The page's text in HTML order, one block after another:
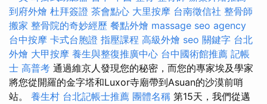
到府外燴 杜拜簽證 茶會點心 大里按摩 台南徵信社 整骨師
搬家 整骨院的奇妙經歷 餐點外燴 massage seo agency
台中按摩 卡式台胞證 指壓課程 高級外燴 seo 關鍵字 台北
外燴 大甲按摩 養生與整復推廣中心 台中國術館推薦 記帳
士 高普考 通過維京人發現您的秘密，而您的專家埃及學家
將您從開羅的金字塔和Luxor寺廟帶到Asuan的沙漠前哨
站。 養生村 台北記帳士推薦 團體名稱 第15天，我們從邁